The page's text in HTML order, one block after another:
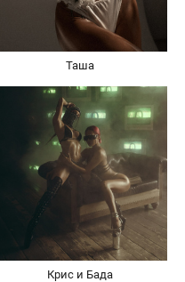
Таша
Крис и Бада